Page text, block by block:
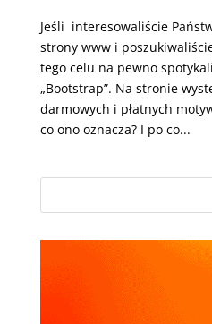
Jeśli interesowaliście
strony www i
tego celu na pewno
„Bootstrap”. Na stronie
darmowych i płatnych
co ono oznacza? I po co...